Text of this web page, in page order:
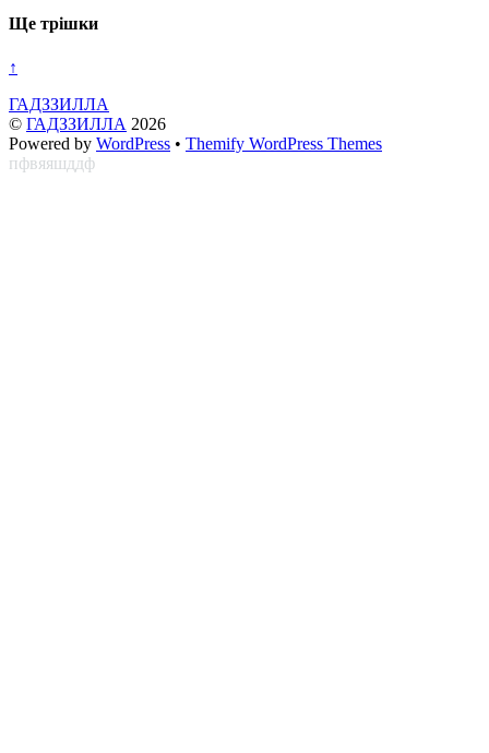
Ще трішки
↑
ГАДЗЗИЛЛА
© ГАДЗЗИЛЛА 2026
Powered by WordPress • Themify WordPress Themes
пфвяяшддф